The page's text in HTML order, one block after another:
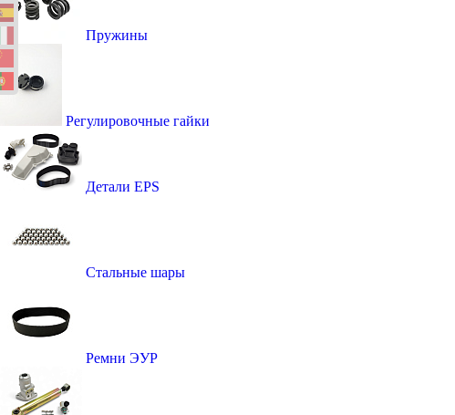
Пружины
Регулировочные гайки
Детали EPS
Стальные шары
Ремни ЭУР